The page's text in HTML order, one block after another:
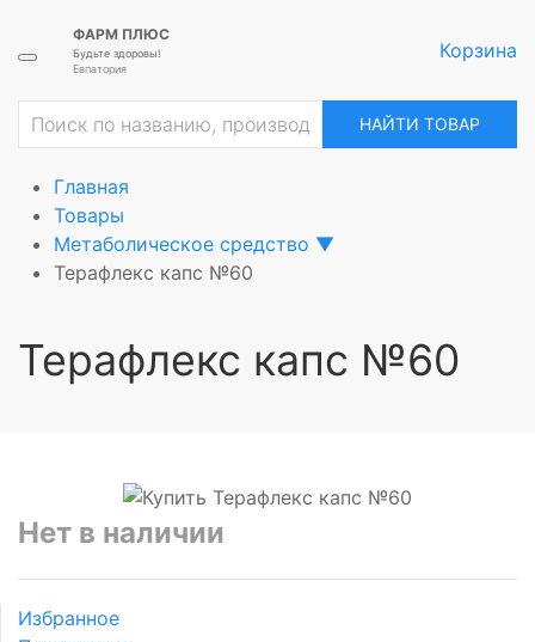
ФАРМ ПЛЮС
Будьте здоровы!
Евпатория
Корзина
НАЙТИ ТОВАР
Главная
Товары
Метаболическое средство ▼
Терафлекс капс №60
Терафлекс капс №60
Нет в наличии
Избранное